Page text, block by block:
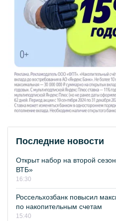
Последние новости
Открыт набор на второй
ВТБ»
16:30
Россельхозбанк повысил
по накопительным счетам
15:40